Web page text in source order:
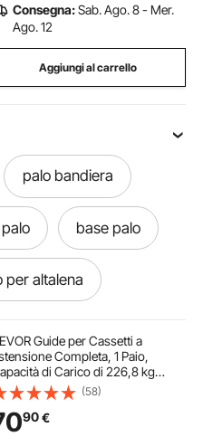
Consegna:Sab. Ago. 8 - Mer.
Ago. 12
Aggiungi al carrello
palo bandiera
base palo
per altalena
Guide per Cassetti a
Completa, 1 Paio,
di Carico di 226,8 kg
per Cassetti con
Cuscinetti a Sfera con
Scorrevole, Lunghezza
1321 mm
(58)
90€